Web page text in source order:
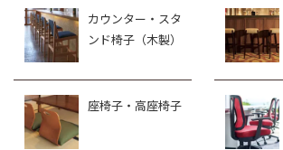
カウンター・スタ
ンド椅子（木製）
座椅子・高座椅子